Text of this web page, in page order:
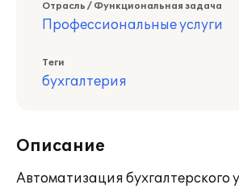
Отрасль / Функциональная задача
Профессиональные услуги
Теги
бухгалтерия
Описание
Автоматизация бухгалтерского